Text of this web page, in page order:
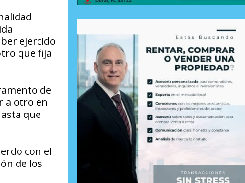
ejercido
que fija
de
a otro en
que
con el
de los